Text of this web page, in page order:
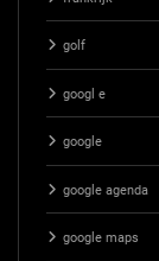
golf
googl e
google
google agenda
google maps